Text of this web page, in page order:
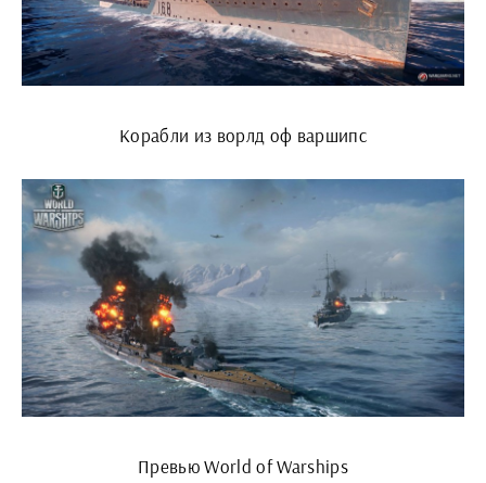
Корабли из ворлд оф варшипс
Превью World of Warships